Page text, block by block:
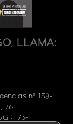
LLAMA:
nº 138-
76-
73-